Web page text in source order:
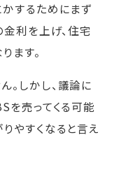
かするためにまず
利を上げ、住宅
ます。
。しかし、議論に
を売ってくる可能
やすくなると言え